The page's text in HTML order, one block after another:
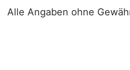
Alle Angaben ohne